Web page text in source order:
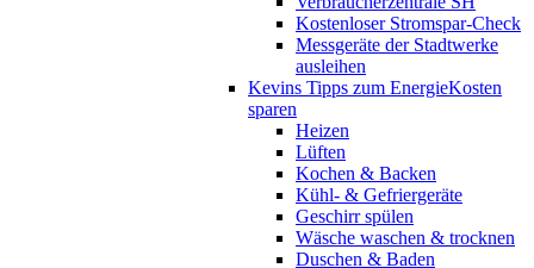
Kostenloser Stromspar-Check
Messgeräte der Stadtwerke
ausleihen
Kevins Tipps zum EnergieKosten
sparen
Heizen
Lüften
Kochen & Backen
Kühl- & Gefriergeräte
Geschirr spülen
Wäsche waschen & trocknen
Duschen & Baden